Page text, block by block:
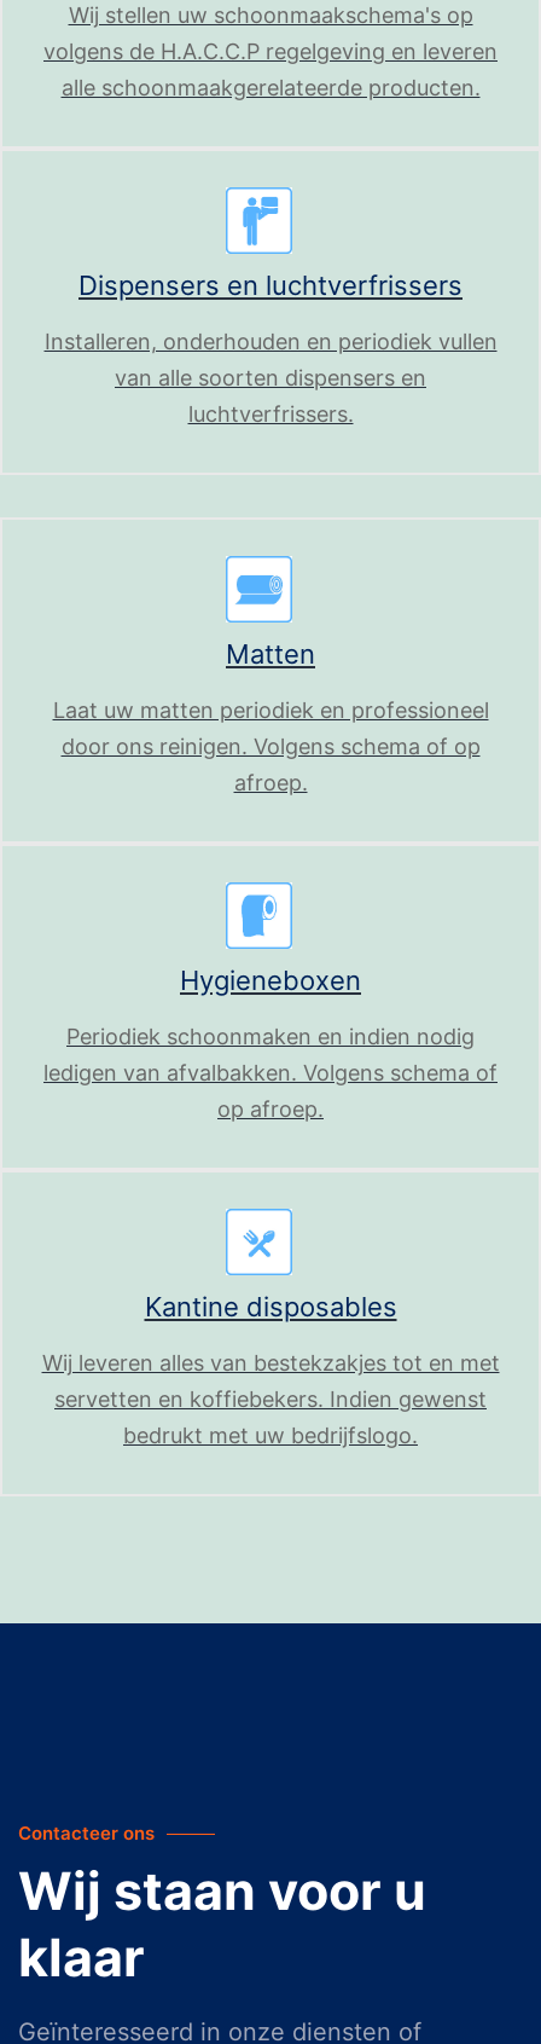
Wij stellen uw schoonmaakschema's op
volgens de H.A.C.C.P regelgeving en leveren
alle schoonmaakgerelateerde producten.
Dispensers en luchtverfrissers
Installeren, onderhouden en periodiek vullen
van alle soorten dispensers en
luchtverfrissers.
Matten
Laat uw matten periodiek en professioneel
door ons reinigen. Volgens schema of op
afroep.
Hygieneboxen
Periodiek schoonmaken en indien nodig
ledigen van afvalbakken. Volgens schema of
op afroep.
Kantine disposables
Wij leveren alles van bestekzakjes tot en met
servetten en koffiebekers. Indien gewenst
bedrukt met uw bedrijfslogo.
Contacteer ons
Wij staan voor u
klaar
Geïnteresseerd in onze diensten of